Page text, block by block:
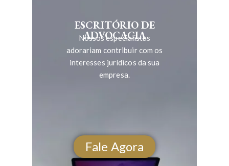
ESCRITÓRIO DE
ADVOCACIA
Nossos especialistas
adorariam contribuir com os
interesses jurídicos da sua
empresa.
Fale Agora